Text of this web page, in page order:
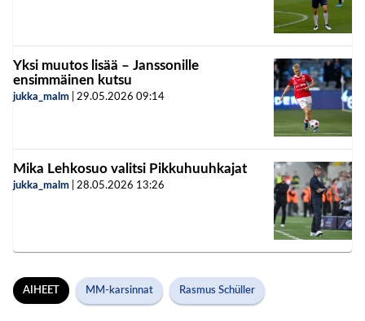
Yksi muutos lisää – Janssonille
ensimmäinen kutsu
jukka_malm 29.05.2026 09:14
Mika Lehkosuo valitsi Pikkuhuuhkajat
jukka_malm 28.05.2026 13:26
AIHEET MM-karsinnat Rasmus Schüller